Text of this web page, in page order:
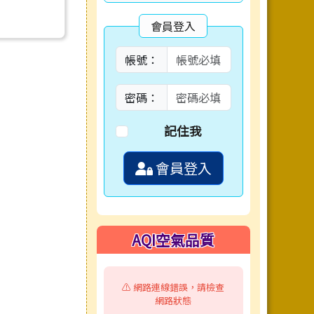
會員登入
帳號：
密碼：
記住我
會員登入
AQI空氣品質
⚠️ 網路連線錯誤，請檢查
網路狀態